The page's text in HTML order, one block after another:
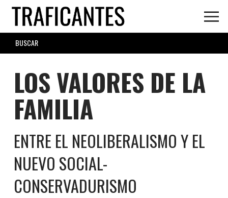
Skip
main
content
SEARCH
FORM
LOS VALORES DE LA
FAMILIA
ENTRE EL NEOLIBERALISMO Y EL
NUEVO SOCIAL-
CONSERVADURISMO